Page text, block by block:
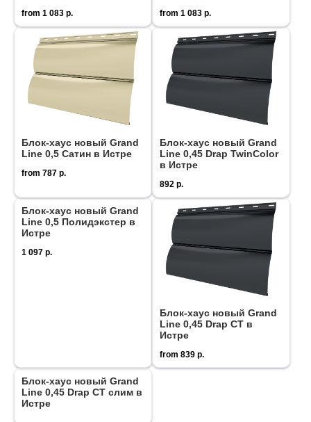
from 1 083 р. from 1 083 р.
Блок-хаус новый Grand
Line 0,5 Сатин в Истре
from 787 р.
Блок-хаус новый Grand
Line 0,45 Drap TwinColor
в Истре
892 р.
Блок-хаус новый Grand
Line 0,5 Полидэкстер в
Истре
1 097 р.
Блок-хаус новый Grand
Line 0,45 Drap СТ в
Истре
from 839 р.
Блок-хаус новый Grand
Line 0,45 Drap СТ слим в
Истре